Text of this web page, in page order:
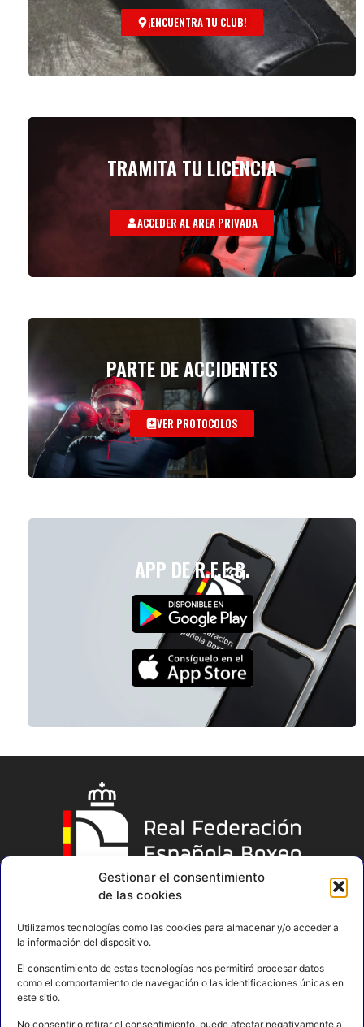
Gestionar el consentimiento
de las cookies
Utilizamos tecnologías como las cookies para almacenar y/o acceder a
la información del dispositivo.
El consentimiento de estas tecnologías nos permitirá procesar datos
como el comportamiento de navegación o las identificaciones únicas en
este sitio.
No consentir o retirar el consentimiento, puede afectar negativamente a
¡ENCUENTRA TU CLUB!
TRAMITA TU LICENCIA
ACCEDER AL AREA PRIVADA
PARTE DE ACCIDENTES
VER PROTOCOLOS
APP DE R.F.E.B.